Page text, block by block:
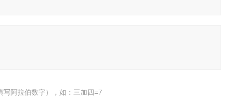
写阿拉伯数字），如：三加四=7